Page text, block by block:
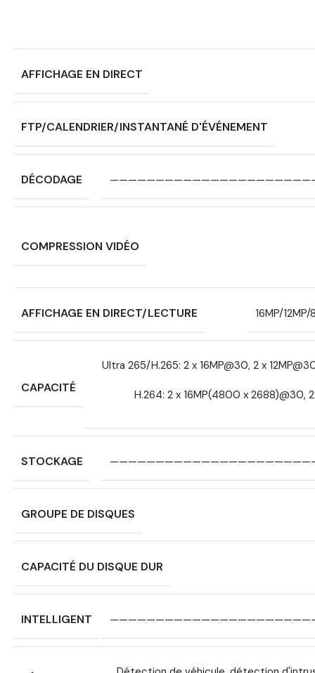
AFFICHAGE EN DIRECT
FTP/CALENDRIER/INSTANTANÉ D'ÉVÉNEMENT
DÉCODAGE
COMPRESSION VIDÉO
AFFICHAGE EN DIRECT/LECTURE 16MP/
CAPACITÉ
Ultra 265/H.265: 2 x 16MP@30, 2 x
H.264: 2 x 16MP(4800 x 2688)@30,
STOCKAGE
GROUPE DE DISQUES
CAPACITÉ DU DISQUE DUR
INTELLIGENT